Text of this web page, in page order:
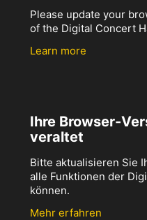
Please update your
of the Digital Concert
Learn more
Ihre Browser-
veraltet
Bitte aktualisieren Sie
alle Funktionen der
können.
Mehr erfahren